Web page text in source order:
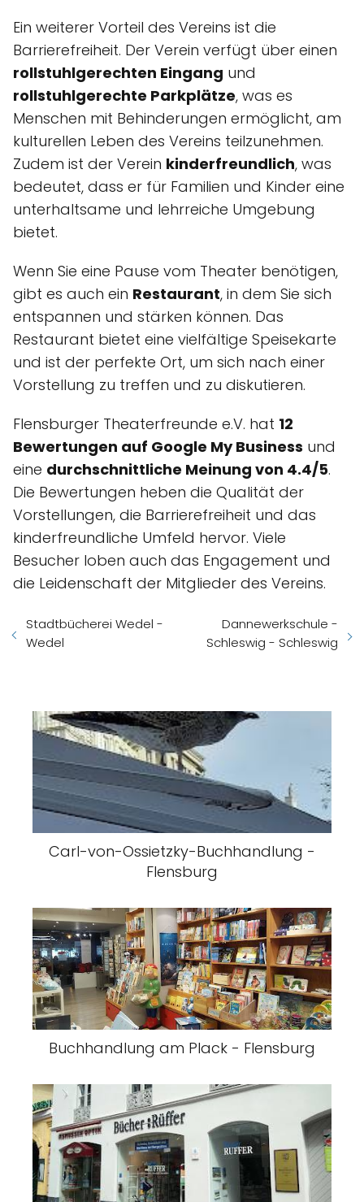
Ein weiterer Vorteil des Vereins ist die
Barrierefreiheit. Der Verein verfügt über einen
rollstuhlgerechten Eingang und
rollstuhlgerechte Parkplätze, was es
Menschen mit Behinderungen ermöglicht, am
kulturellen Leben des Vereins teilzunehmen.
Zudem ist der Verein kinderfreundlich, was
bedeutet, dass er für Familien und Kinder eine
unterhaltsame und lehrreiche Umgebung
bietet.
Wenn Sie eine Pause vom Theater benötigen,
gibt es auch ein Restaurant, in dem Sie sich
entspannen und stärken können. Das
Restaurant bietet eine vielfältige Speisekarte
und ist der perfekte Ort, um sich nach einer
Vorstellung zu treffen und zu diskutieren.
Flensburger Theaterfreunde e.V. hat 12
Bewertungen auf Google My Business und
eine durchschnittliche Meinung von 4.4/5.
Die Bewertungen heben die Qualität der
Vorstellungen, die Barrierefreiheit und das
kinderfreundliche Umfeld hervor. Viele
Besucher loben auch das Engagement und
die Leidenschaft der Mitglieder des Vereins.
Stadtbücherei Wedel -
Wedel
Dannewerkschule -
Schleswig - Schleswig
Carl-von-Ossietzky-Buchhandlung -
Flensburg
Buchhandlung am Plack - Flensburg